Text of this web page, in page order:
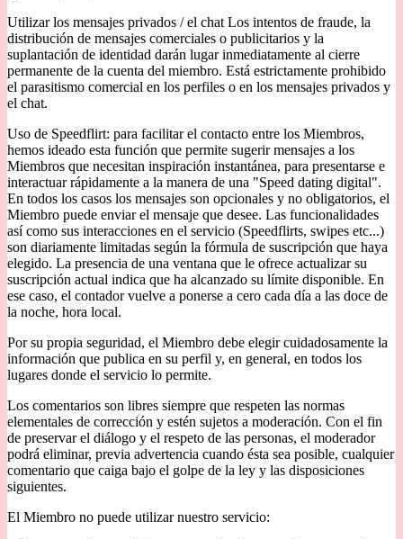
Utilizar los mensajes privados / el chat Los intentos de fraude, la
distribución de mensajes comerciales o publicitarios y la
suplantación de identidad darán lugar inmediatamente al cierre
permanente de la cuenta del miembro. Está estrictamente prohibido
el parasitismo comercial en los perfiles o en los mensajes privados y
el chat.
Uso de Speedflirt: para facilitar el contacto entre los Miembros,
hemos ideado esta función que permite sugerir mensajes a los
Miembros que necesitan inspiración instantánea, para presentarse e
interactuar rápidamente a la manera de una "Speed dating digital".
En todos los casos los mensajes son opcionales y no obligatorios, el
Miembro puede enviar el mensaje que desee. Las funcionalidades
así como sus interacciones en el servicio (Speedflirts, swipes etc...)
son diariamente limitadas según la fórmula de suscripción que haya
elegido. La presencia de una ventana que le ofrece actualizar su
suscripción actual indica que ha alcanzado su límite disponible. En
ese caso, el contador vuelve a ponerse a cero cada día a las doce de
la noche, hora local.
Por su propia seguridad, el Miembro debe elegir cuidadosamente la
información que publica en su perfil y, en general, en todos los
lugares donde el servicio lo permite.
Los comentarios son libres siempre que respeten las normas
elementales de corrección y estén sujetos a moderación. Con el fin
de preservar el diálogo y el respeto de las personas, el moderador
podrá eliminar, previa advertencia cuando ésta sea posible, cualquier
comentario que caiga bajo el golpe de la ley y las disposiciones
siguientes.
El Miembro no puede utilizar nuestro servicio: